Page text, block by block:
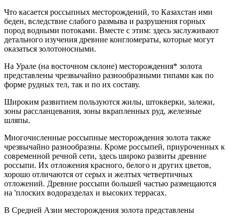
Что касается россыпных месторождений, то Казахстан ими
беден, вследствие слабого размыва и разрушения горных
пород водными потоками. Вместе с этим: здесь заслуживают
детального изучения древние конгломераты, которые могут
оказаться золотоносными.
На Урале (на восточном склоне) месторождения* золота
представлены чрезвычайно разнообразными типами как по
форме рудных тел, так и по их составу.
Широким развитием пользуются жилы, штокверки, залежи,
зоны рассланцевания, зоны вкрапленных руд, железные
шляпы.
Многочисленные россыпные месторождения золота также
чрезвычайно разнообразны. Кроме россыпей, приуроченных к
современной речной сети, здесь широко развиты древние
россыпи. Их отложения красного, белого и других цветов,
хорошо отличаются от серых и желтых четвертичных
отложений. Древние россыпи большей частью размещаются
на 'плоских водоразделах и высоких террасах.
В Средней Азии месторождения золота представлены